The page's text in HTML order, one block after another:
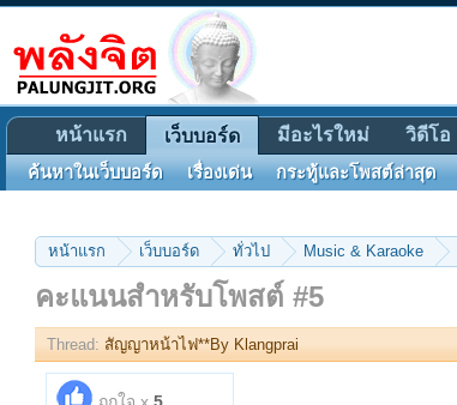
หน้าแรก เว็บบอร์ด ทั่วไป Music & Karaoke
คะแนนสำหรับโพสต์ #5
Thread: สัญญาหน้าไฟ**By Klangprai
ถูกใจ x 5
หน้าแรก เว็บบอร์ด
ค้นหาในเว็บบอร์ด เรื่องเด่น กระทู้และโพสต์ล่าสุด
มีอะไรใหม่ วิดีโอ